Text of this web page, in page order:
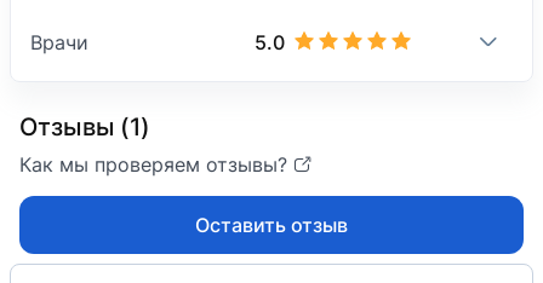
Врачи 5.0
Отзывы (1)
Как мы проверяем отзывы?
Оставить отзыв